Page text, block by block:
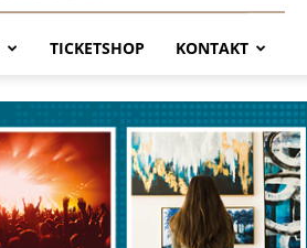
TICKETSHOP KONTAKT